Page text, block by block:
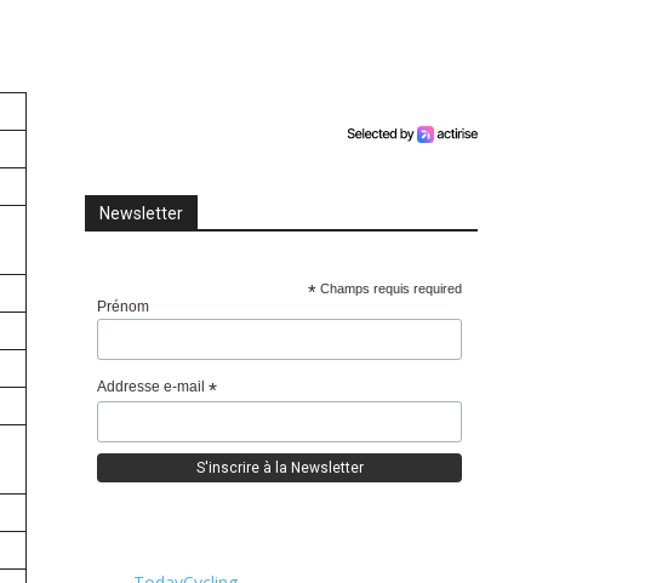
Newsletter
* Champs requis required
Prénom
Addresse e-mail *